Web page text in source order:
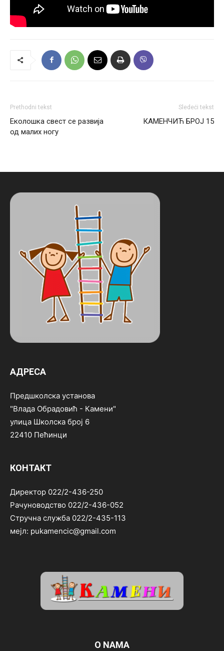
Prethodni tekst
Еколошка свест се развија
од малих ногу
Sledeći tekst
КАМЕНЧИЋ БРОЈ 15
АДРЕСА
Предшколска установа
"Влада Обрадовић - Камени"
улица Школска број 6
22410 Пећинци
КОНТАКТ
Директор 022/2-436-250
Рачуноводство 022/2-436-052
Стручна служба 022/2-435-113
мејл: pukamencic@gmail.com
O NAMA